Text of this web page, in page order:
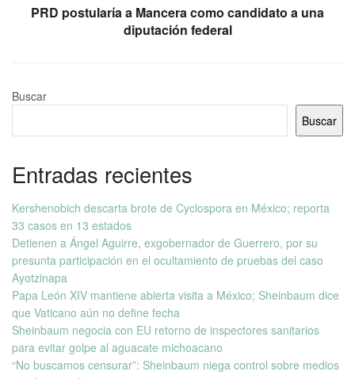
PRD postularía a Mancera como candidato a una
diputación federal
Buscar
Buscar
Entradas recientes
Kershenobich descarta brote de Cyclospora en México; reporta
33 casos en 13 estados
Detienen a Ángel Aguirre, exgobernador de Guerrero, por su
presunta participación en el ocultamiento de pruebas del caso
Ayotzinapa
Papa León XIV mantiene abierta visita a México; Sheinbaum dice
que Vaticano aún no define fecha
Sheinbaum negocia con EU retorno de inspectores sanitarios
para evitar golpe al aguacate michoacano
“No buscamos censurar”: Sheinbaum niega control sobre medios